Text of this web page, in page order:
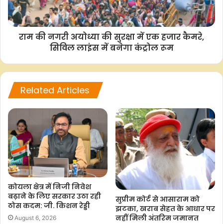
k
p
k
राम की नगरी अयोध्या की सुरक्षा में एक हजार कैमरे,
सिविल लाइंस में बनेगा कंट्रोल रूम
Related Articles
कोयला क्षेत्र में निजी निवेश
बढ़ाने के लिए सरकार उठा रही
ठोस कदम: जी. किशन रेड्डी
August 6, 2026
सुप्रीम कोर्ट से आसाराम को
झटका, खराब सेहत के आधार पर
नहीं मिली अंतरिम जमानत